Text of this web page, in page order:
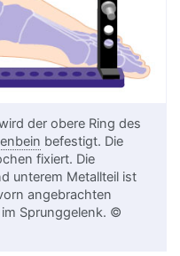
der obere Ring des
befestigt. Die
fixiert. Die
unterem Metallteil ist
angebrachten
Sprunggelenk. ©